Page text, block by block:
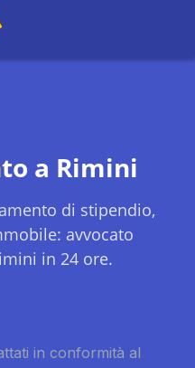
a Rimini
di stipendio,
avvocato
in 24 ore.